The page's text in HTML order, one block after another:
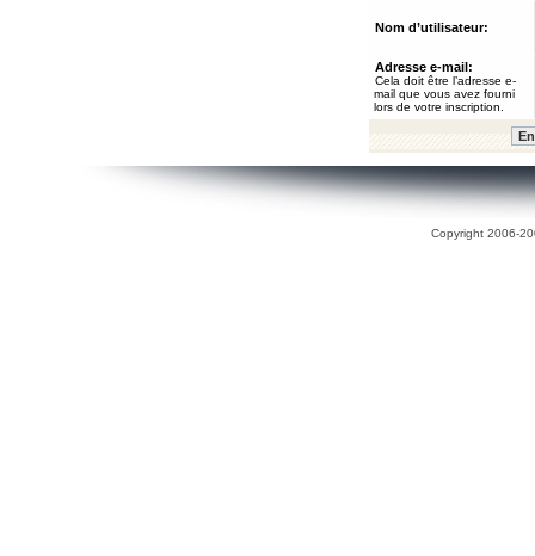
Nom d’utilisateur:
Adresse e-mail:
Cela doit être l’adresse e-
mail que vous avez fourni
lors de votre inscription.
Copyright 2006-